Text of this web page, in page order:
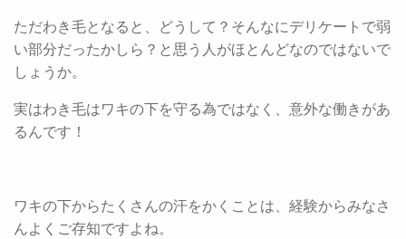
ただわき毛となると、どうして？そんなにデリケートで弱
い部分だったかしら？と思う人がほとんどなのではないで
しょうか。
実はわき毛はワキの下を守る為ではなく、意外な働きがあ
るんです！
ワキの下からたくさんの汗をかくことは、経験からみなさ
んよくご存知ですよね。